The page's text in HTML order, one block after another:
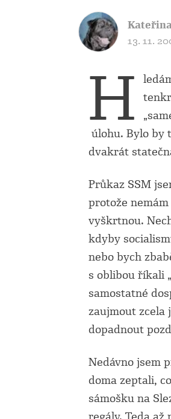
13. 11.
H
úlohu. Bylo by
dvakrát
Průkaz SSM
protože
vyškrtnou.
kdyby
nebo bych
s oblibou říkali
samostatné
zaujmout zcela
dopadnout
Nedávno jsem
doma zeptali,
sámošku na